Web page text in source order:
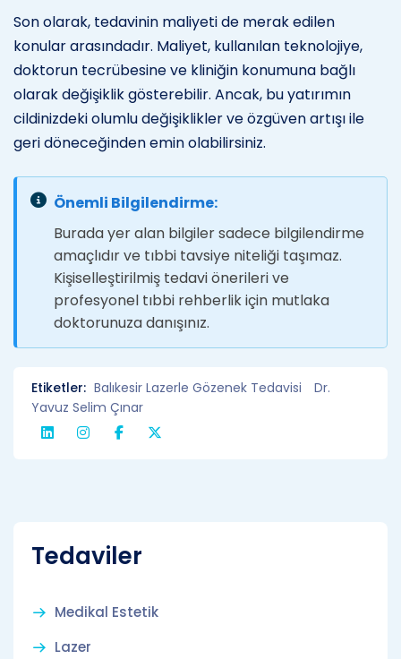
Son olarak, tedavinin maliyeti de merak edilen
konular arasındadır. Maliyet, kullanılan teknolojiye,
doktorun tecrübesine ve kliniğin konumuna bağlı
olarak değişiklik gösterebilir. Ancak, bu yatırımın
cildinizdeki olumlu değişiklikler ve özgüven artışı ile
geri döneceğinden emin olabilirsiniz.
Önemli Bilgilendirme:
Burada yer alan bilgiler sadece bilgilendirme
amaçlıdır ve tıbbi tavsiye niteliği taşımaz.
Kişiselleştirilmiş tedavi önerileri ve
profesyonel tıbbi rehberlik için mutlaka
doktorunuza danışınız.
Etiketler: Balıkesir Lazerle Gözenek Tedavisi
Dr.
Yavuz Selim Çınar
Tedaviler
Medikal Estetik
Lazer